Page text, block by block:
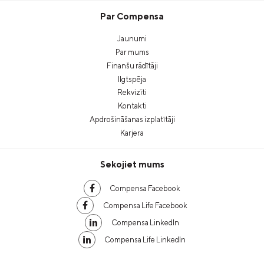
Par Compensa
Jaunumi
Par mums
Finanšu rādītāji
Ilgtspēja
Rekvizīti
Kontakti
Apdrošināšanas izplatītāji
Karjera
Sekojiet mums
Compensa Facebook
Compensa Life Facebook
Compensa LinkedIn
Compensa Life LinkedIn